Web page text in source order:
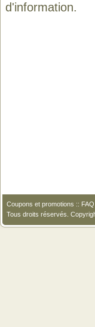
d'information.
Coupons et promotions ::
Tous droits réservés.